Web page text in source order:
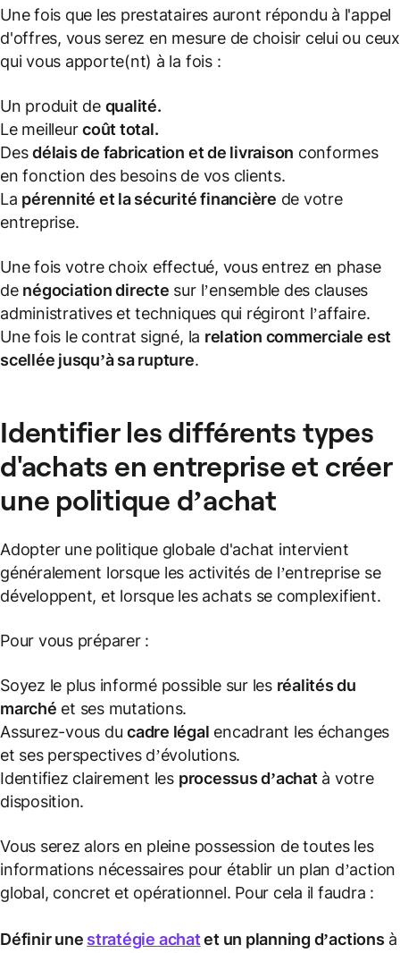
Une fois que les prestataires auront répondu à l'appel
d'offres, vous serez en mesure de choisir celui ou ceux
qui vous apporte(nt) à la fois :
Un produit de qualité.
Le meilleurcoût total.
Desdélais de fabrication et de livraison conformes
en fonction des besoins de vos clients.
La pérennité et la sécurité financière de votre
entreprise.
Une fois votre choix effectué, vous entrez en phase
de négociation directe sur l’ensemble des clauses
administratives et techniques qui régiront l’affaire.
Une fois le contrat signé, la relation commerciale est
scellée jusqu’à sa rupture.
Identifier les différents types
d'achats en entreprise et créer
une politique d’achat
Adopter une politique globale d'achat intervient
généralement lorsque les activités de l’entreprise se
développent, et lorsque les achats se complexifient.
Pour vous préparer :
Soyez le plus informé possible sur les réalités du
marché et ses mutations.
Assurez-vous ducadre légal encadrant les échanges
et ses perspectives d’évolutions.
Identifiez clairement les processus d’achat à votre
disposition.
Vous serez alors en pleine possession de toutes les
informations nécessaires pour établir un plan d’action
global, concret et opérationnel. Pour cela il faudra :
Définir une stratégie achatet un planning d’actions à